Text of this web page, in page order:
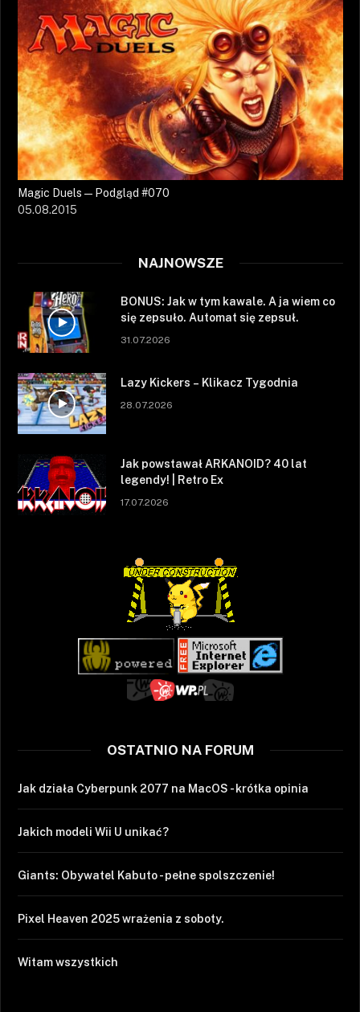
Magic Duels — Podgląd #070
05.08.2015
NAJNOWSZE
BONUS: Jak w tym kawale. A ja wiem co
się zepsuło. Automat się zepsuł.
31.07.2026
Lazy Kickers – Klikacz Tygodnia
28.07.2026
Jak powstawał ARKANOID? 40 lat
legendy! | Retro Ex
17.07.2026
OSTATNIO NA FORUM
Jak działa Cyberpunk 2077 na MacOS - krótka opinia
Jakich modeli Wii U unikać?
Giants: Obywatel Kabuto - pełne spolszczenie!
Pixel Heaven 2025 wrażenia z soboty.
Witam wszystkich